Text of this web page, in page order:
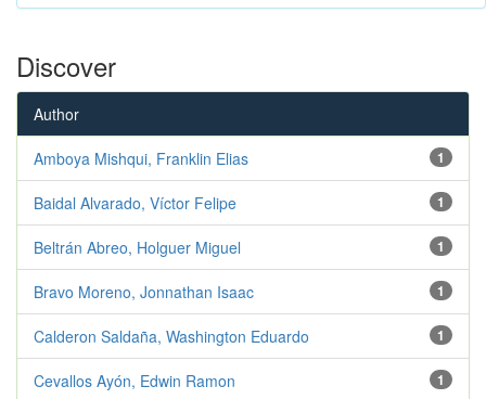
Discover
Author
1
Amboya Mishqui, Franklin Elias
1
Baidal Alvarado, Víctor Felipe
1
Beltrán Abreo, Holguer Miguel
1
Bravo Moreno, Jonnathan Isaac
1
Calderon Saldaña, Washington Eduardo
1
Cevallos Ayón, Edwin Ramon